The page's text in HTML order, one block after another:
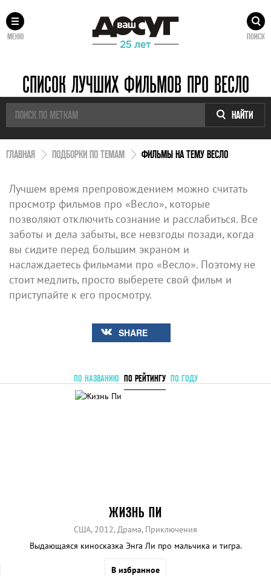
МЕНЮ ПОИСК
СПИСОК ЛУЧШИХ ФИЛЬМОВ ПРО ВЕСЛО
НАЙТИ
ГЛАВНАЯ ПОДБОРКИ ПО ТЕМАМ ФИЛЬМЫ НА ТЕМУ ВЕСЛО
Лучшем время препровождением можно считать
просмотр фильмов про «Весло», которые
позволяют отключить сознание и расслабиться. Все
заботы и дела забыты, все невзгоды позади, когда
вы сидите перед большим экраном и
наслаждаетесь фильмами про «Весло». Поэтому не
стоит медлить, просто выберете свой фильм и
приступайте к его просмотру.
SHARE
ПО НАЗВАНИЮ ПО РЕЙТИНГУ ПО ГОДУ
ЖИЗНЬ ПИ
США, 2012, Драма, Приключения
Выдающаяся киносказка Энга Ли про мальчика и тигра.
В избранное